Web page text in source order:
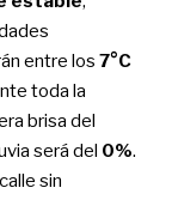
entre los 7°C
toda la
brisa del
será del 0%.
sin